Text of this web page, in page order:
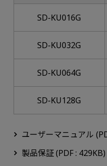
SD-KU016G
SD-KU032G
SD-KU064G
SD-KU128G
ユーザーマニュアル
製品保証 (PDF : 429KB)